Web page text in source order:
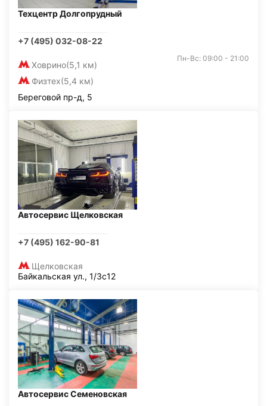
Техцентр Долгопрудный
+7 (495) 032-08-22
Ховрино(5,1 км)
Физтех(5,4 км)
Пн-Вс: 09:00 - 21:00
Береговой пр-д, 5
Автосервис Щелковская
+7 (495) 162-90-81
Щелковская
Байкальская ул., 1/3с12
Автосервис Семеновская